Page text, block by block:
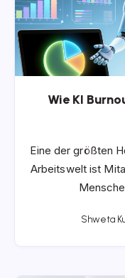
Wie KI
Eine der größten
Arbeitswelt ist
Shweta